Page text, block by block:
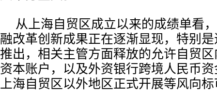
从上海自贸区成立以来的成绩单看
融改革创新成果正在逐渐显现，特别
推出，相关主管方面释放的允许自贸
资本账户，以及外资银行跨境人民币
上海自贸区以外地区正式开展等风向